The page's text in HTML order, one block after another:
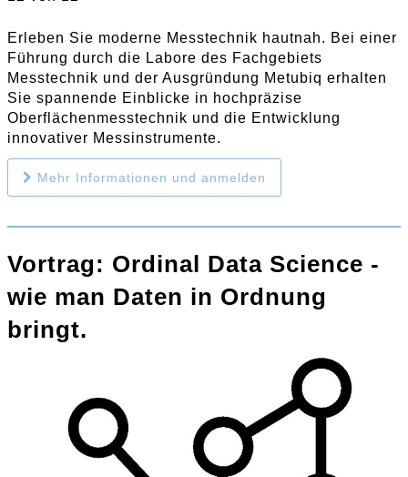
Erleben Sie moderne Messtechnik hautnah. Bei einer
Führung durch die Labore des Fachgebiets
Messtechnik und der Ausgründung Metubiq erhalten
Sie spannende Einblicke in hochpräzise
Oberflächenmesstechnik und die Entwicklung
innovativer Messinstrumente.
Mehr Informationen und anmelden
Vortrag: Ordinal Data Science -
wie man Daten in Ordnung
bringt.